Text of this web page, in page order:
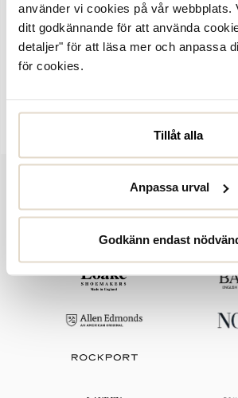
använder vi cookies på vår webbplats.
ditt godkännande för att använda
detaljer" för att läsa mer och anpassa
för cookies.
Tillåt alla
Anpassa urval
Godkänn endast
Artikelnummer: 1121115
Edmonton, innetofflor från Canada Snow
tofflor i beige mocka med fårskinn på insidan.
ett par mysiga inneskor.